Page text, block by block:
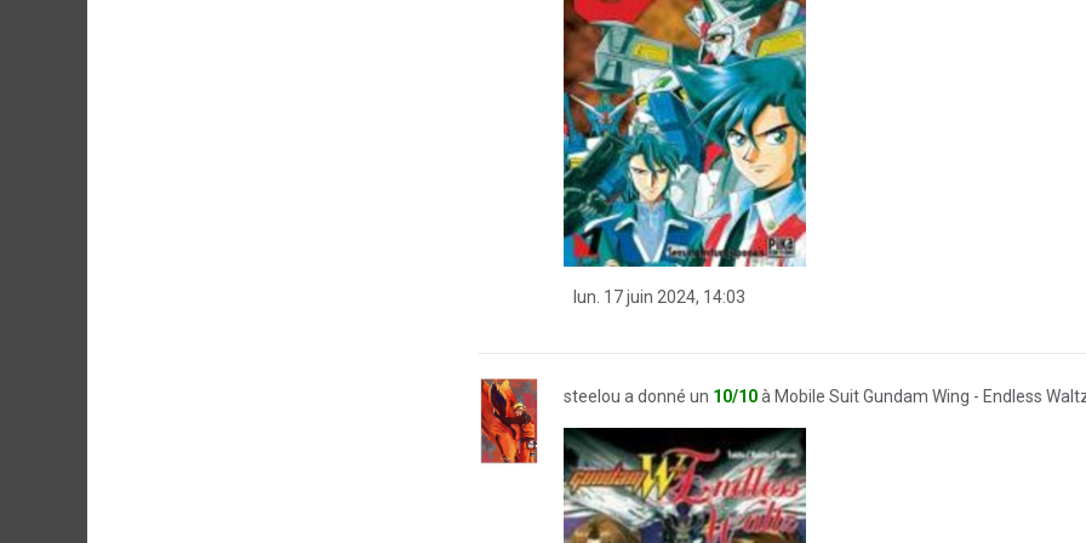
lun. 17 juin 2024, 14:03
steelou a donné un 10/10à Mobile Suit Gundam Wing - Endless